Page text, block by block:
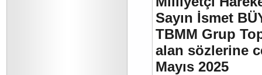
Sayın İsmet
TBMM Grup
alan sözlerine
Mayıs 2025